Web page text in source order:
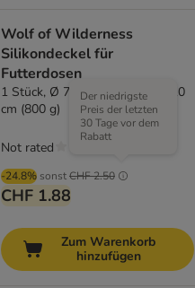
Wolf of Wilderness
Silikondeckel für
Futterdosen
1 Stück, Ø 7,5 cm (400 g) + Ø 10
cm (800 g)
-24.8% sonstCHF 2.50
Der niedrigste
Preis der letzten
30 Tage vor dem
Rabatt
CHF 1.88
Not rated
Zum Warenkorb
hinzufügen